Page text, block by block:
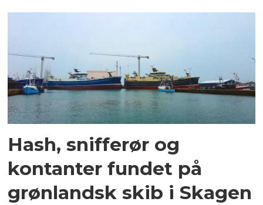
Hash, snifferør og
kontanter fundet på
grønlandsk skib i Skagen